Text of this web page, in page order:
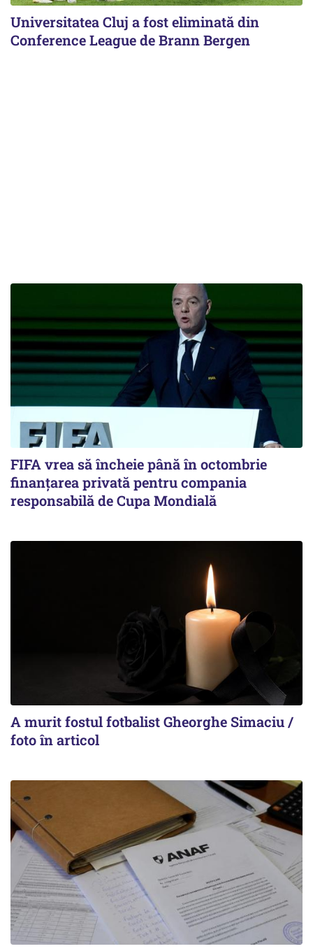
Universitatea Cluj a fost eliminată din
Conference League de Brann Bergen
FIFA vrea să încheie până în octombrie
finanțarea privată pentru compania
responsabilă de Cupa Mondială
A murit fostul fotbalist Gheorghe Simaciu /
foto în articol